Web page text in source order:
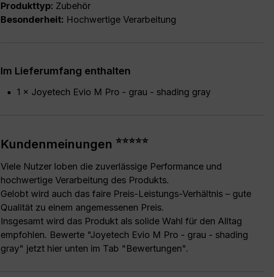
Produkttyp: Zubehör
Besonderheit: Hochwertige Verarbeitung
Im Lieferumfang enthalten
1 × Joyetech Evio M Pro - grau - shading gray
Kundenmeinungen ⭐⭐⭐⭐⭐
Viele Nutzer loben die zuverlässige Performance und
hochwertige Verarbeitung des Produkts.
Gelobt wird auch das faire Preis-Leistungs-Verhältnis – gute
Qualität zu einem angemessenen Preis.
Insgesamt wird das Produkt als solide Wahl für den Alltag
empfohlen. Bewerte "Joyetech Evio M Pro - grau - shading
gray" jetzt hier unten im Tab "Bewertungen".